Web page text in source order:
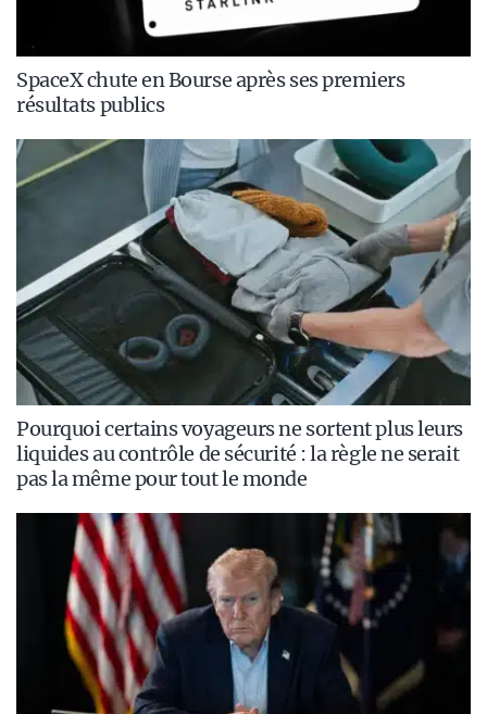
SpaceX chute en Bourse après ses premiers
résultats publics
Pourquoi certains voyageurs ne sortent plus leurs
liquides au contrôle de sécurité : la règle ne serait
pas la même pour tout le monde